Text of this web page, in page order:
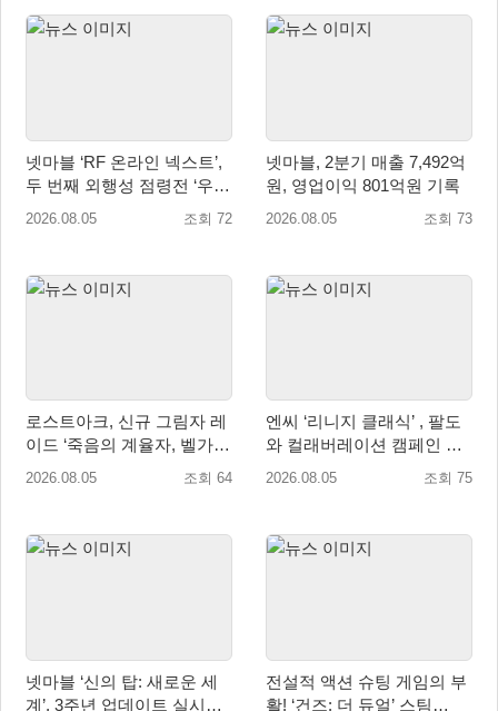
넷마블 ‘RF 온라인 넥스트’,
두 번째 외행성 점령전 ‘우샤
스 워존’ 등 업데이트 실시
2026.08.05 조회 72
넷마블, 2분기 매출 7,492억
원, 영업이익 801억원 기록
2026.08.05 조회 73
로스트아크, 신규 그림자 레
이드 ‘죽음의 계율자, 벨가르
딘’ 업데이트
2026.08.05 조회 64
엔씨 ‘리니지 클래식’ , 팔도
와 컬래버레이션 캠페인 진
행
2026.08.05 조회 75
넷마블 ‘신의 탑: 새로운 세
계’, 3주년 업데이트 실시…
전설적 액션 슈팅 게임의 부
활! ‘건즈: 더 듀얼’ 스팀